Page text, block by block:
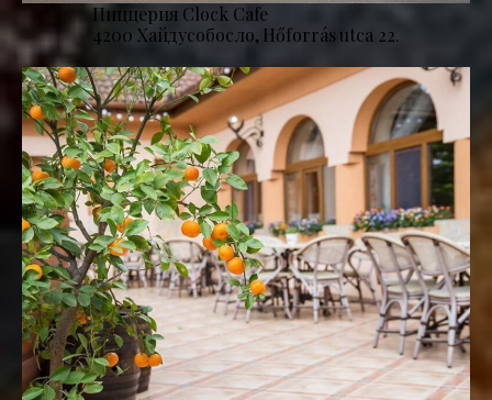
Пиццерия Clock Cafe
4200 Хайдусобосло, Hőforrás utca 22.